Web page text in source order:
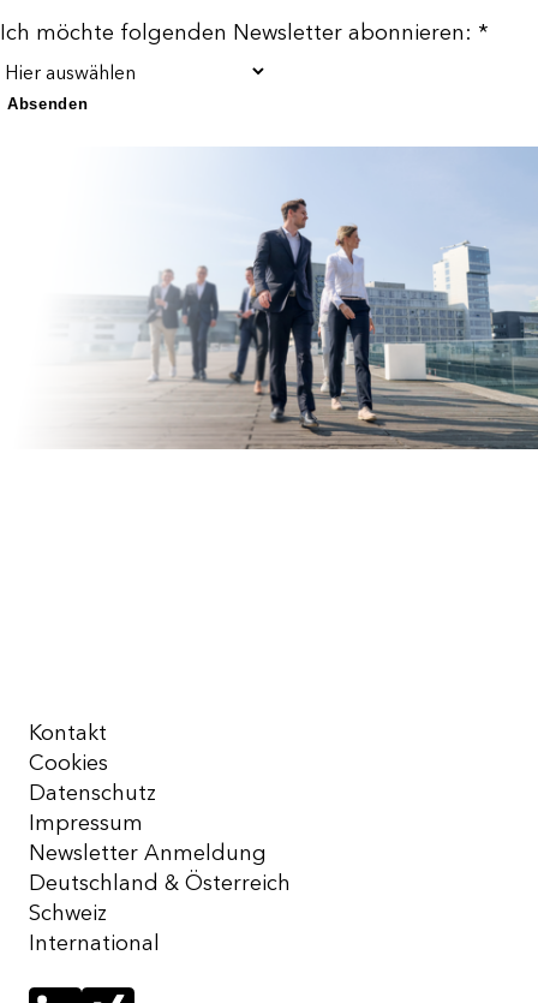
Ich möchte folgenden Newsletter abonnieren: *
Absenden
Kontakt
Cookies
Datenschutz
Impressum
Newsletter Anmeldung
Deutschland & Österreich
Schweiz
International